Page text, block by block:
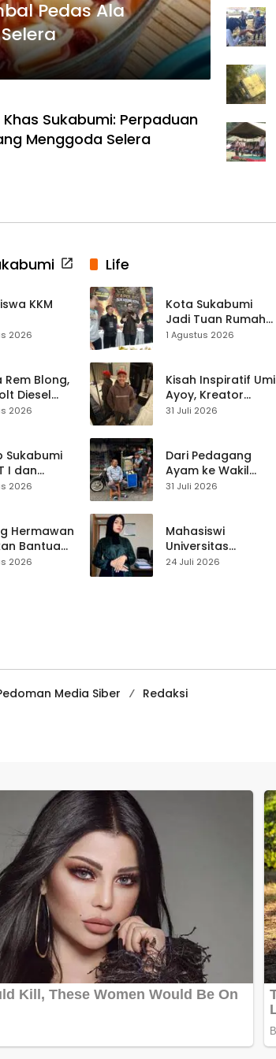
Pedas Ala
Sukabumi: Perpaduan
Menggoda Selera
KKM
Ta’lim
2026
Rem Blong,
Diesel
di Jalur
2026
Sukabumi
I dan
Tekankan
2026
Hermawan
Bantuan
2026
Life
Kota Sukabumi
Jadi Tuan Rumah
Kontes Batu Akik
1 Agustus 2026
Kisah Inspiratif Umi
Ayoy, Kreator
TikTok Asal
Live Streaming
31 Juli 2026
Dari Pedagang
Ayam ke Wakil
Ketua DPRD, H.
Pasar Cisaat
31 Juli 2026
Mahasiswi
Universitas
Muhammadiyah
24 Juli 2026
Media Siber
Redaksi